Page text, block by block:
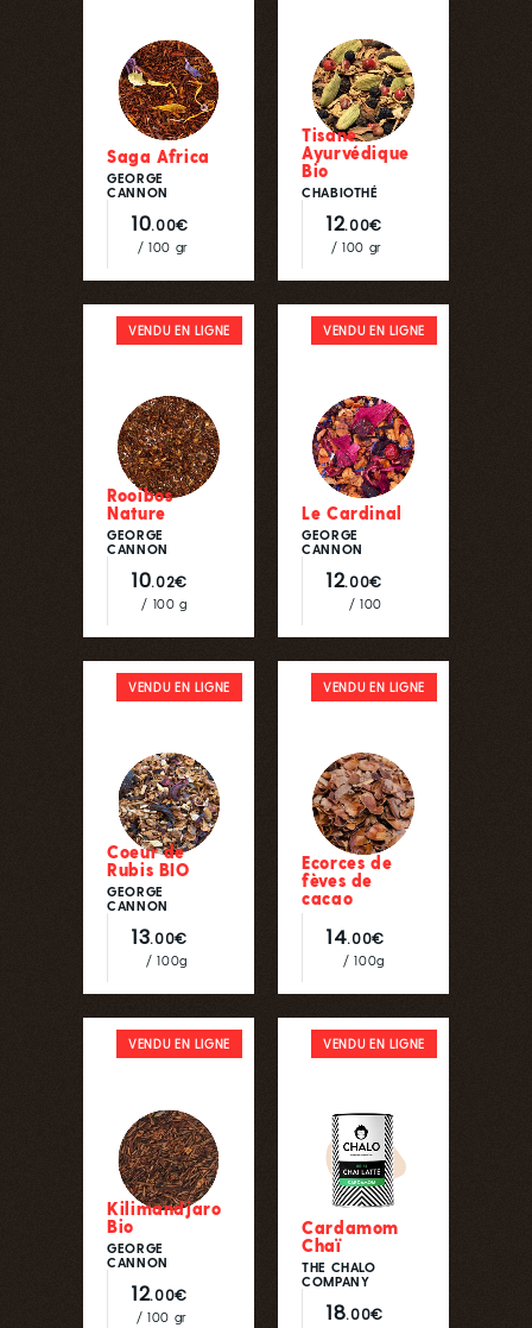
VENDU EN LIGNE
Cardamom
Chaï
THE CHALO
COMPANY
18.00€
Saga Africa
GEORGE
CANNON
10.00€
/ 100 gr
Tisane
Ayurvédique
Bio
CHABIOTHÉ
12.00€
/ 100 gr
VENDU EN LIGNE
Rooibos
Nature
GEORGE
CANNON
10.02€
/ 100 g
VENDU EN LIGNE
Le Cardinal
GEORGE
CANNON
12.00€
/ 100
VENDU EN LIGNE
Coeur de
Rubis BIO
GEORGE
CANNON
13.00€
/ 100g
VENDU EN LIGNE
Ecorces de
fèves de
cacao
14.00€
/ 100g
VENDU EN LIGNE
Kilimandjaro
Bio
GEORGE
CANNON
12.00€
/ 100 gr